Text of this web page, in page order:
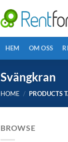
HEM OM OSS
Svängkran
HOME / PRODUCTS
BROWSE